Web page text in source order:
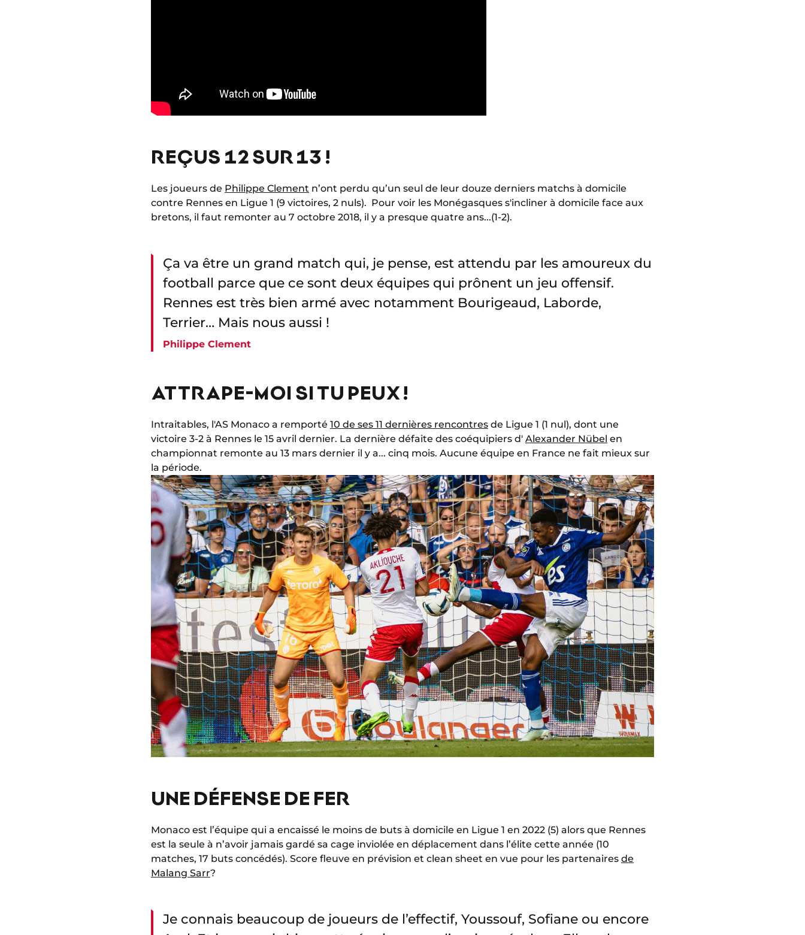
REÇUS 12 SUR 13 !
Les joueurs de Philippe Clement n’ont perdu qu’un seul de leur douze derniers matchs à domicile
contre Rennes en Ligue 1 (9 victoires, 2 nuls). Pour voir les Monégasques s'incliner à domicile face aux
bretons, il faut remonter au 7 octobre 2018, il y a presque quatre ans...(1-2).
Ça va être un grand match qui, je pense, est attendu par les amoureux du
football parce que ce sont deux équipes qui prônent un jeu offensif.
Rennes est très bien armé avec notamment Bourigeaud, Laborde,
Terrier… Mais nous aussi !
Philippe Clement
ATTRAPE-MOI SI TU PEUX !
Intraitables, l'AS Monaco a remporté 10 de ses 11 dernières rencontres de Ligue 1 (1 nul), dont une
victoire 3-2 à Rennes le 15 avril dernier. La dernière défaite des coéquipiers d' Alexander Nübel en
championnat remonte au 13 mars dernier il y a... cinq mois. Aucune équipe en France ne fait mieux sur
la période.
UNE DÉFENSE DE FER
Monaco est l’équipe qui a encaissé le moins de buts à domicile en Ligue 1 en 2022 (5) alors que Rennes
est la seule à n’avoir jamais gardé sa cage inviolée en déplacement dans l’élite cette année (10
matches, 17 buts concédés). Score fleuve en prévision et clean sheet en vue pour les partenaires de
Malang Sarr?
Je connais beaucoup de joueurs de l’effectif, Youssouf, Sofiane ou encore